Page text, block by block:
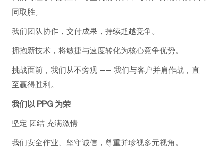
同取胜。
我们团队协作，交付成果，持续超越竞争。
拥抱新技术，将敏捷与速度转化为核心竞争优势。
挑战面前，我们从不旁观 —— 我们与客户并肩作战，直
至赢得胜利。
我们以 PPG 为荣
坚定 团结 充满激情
我们安全作业、坚守诚信，尊重并珍视多元视角。